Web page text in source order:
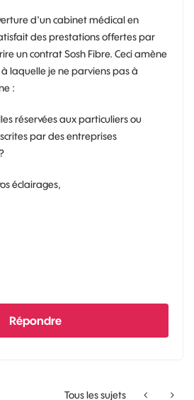
d'un cabinet médical en
des prestations offertes par
un contrat Sosh Fibre. Ceci amène
laquelle je ne parviens pas à
:
réservées aux particuliers ou
par des entreprises
éclairages,
Répondre
Tous les sujets